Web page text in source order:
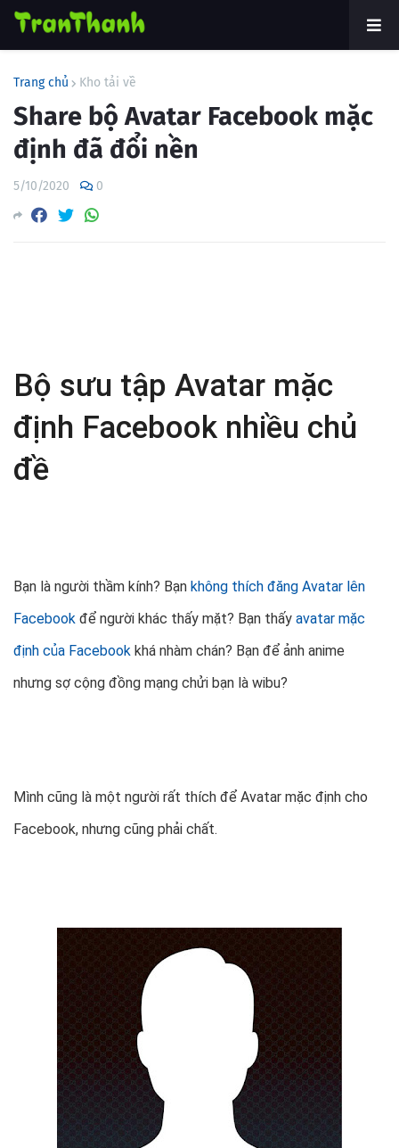
Trang chủ Kho tải về
Share bộ Avatar Facebook mặc
định đã đổi nền
5/10/2020 0
Bộ sưu tập Avatar mặc
định Facebook nhiều chủ
đề
Bạn là người thầm kính? Bạn không thích đăng Avatar lên
Facebook để người khác thấy mặt? Bạn thấy avatar mặc
định của Facebook khá nhàm chán? Bạn để ảnh anime
nhưng sợ cộng đồng mạng chửi bạn là wibu?
Mình cũng là một người rất thích để Avatar mặc định cho
Facebook, nhưng cũng phải chất.